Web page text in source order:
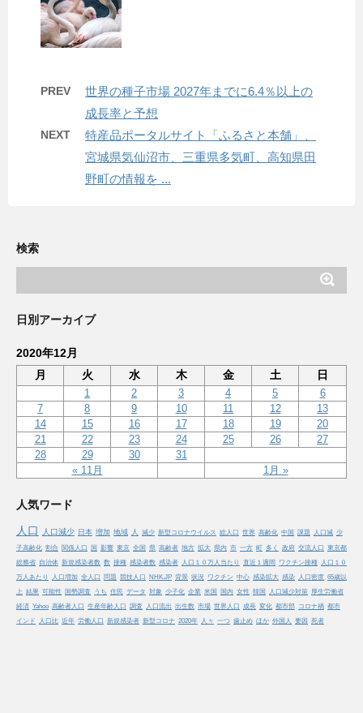
PREV
世界の種子市場 2027年までに6.4％以上の
成長率と予想
NEXT
特産品ポータルサイト「ふるさと本舗」、
宮城県気仙沼市、三重県多気町、高知県田
野町の情報を ...
検索
日別アーカイブ
2020年12月
月
火 水 木 金 土 日
« 11月 1月 »
1 2 3 4 5
6
7
8 9 10 11 12
13
14
15 16 17 18 19
20
21
22 23 24 25 26
27
28
29 30 31
人気ワード
人口
人口減少 日本 増加 地域 人 減少 新型コロナウイルス 総人口 世界 高齢化 中国 課題 人口減 少
子高齢化 割合 関係人口 国 影響 東京 全国 県 高齢者 地方 拡大 県内 市 一方 町 多く 政府 交流人口 東京都
総務省 自治体 新規感染者数 数 接種 感染者数 感染者 人口１０万人当たり 直近１週間 ワクチン接種 人口１０
万人あたり
人口増加 全人口 問題 競技人口 NHK.JP 背景 状況 ワクチン 中心 感染拡大 感染 人口密度 65歳以
上 結果 可能性 国勢調査 うち 住民 データ 対象 少子化 企業 米国 国内 女性 韓国 人口減少対策
厚生労働省
経済 Yahoo 高齢者人口 生産年齢人口 調査 人口流出 出生数 市場 世界人口 成長 変化 都市部 コロナ禍 都市
インド
人口比 近年 労働人口 新規感染者 新型コロナ 2020年 人々 一つ 歯止め ほか 外国人 要因 死者